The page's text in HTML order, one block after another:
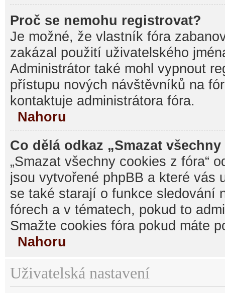
Proč se nemohu registrovat?
Je možné, že vlastník fóra
zakázal použití uživatelského
Administrátor také mohl vypnout
přístupu nových návštěvníků na
kontaktuje administrátora fóra.
Nahoru
Co dělá odkaz „Smazat
„Smazat všechny cookies z fóra“
jsou vytvořené phpBB a které vás
se také starají o funkce sledování
fórech a v tématech, pokud to
Smažte cookies fóra pokud máte
Nahoru
Uživatelská nastavení